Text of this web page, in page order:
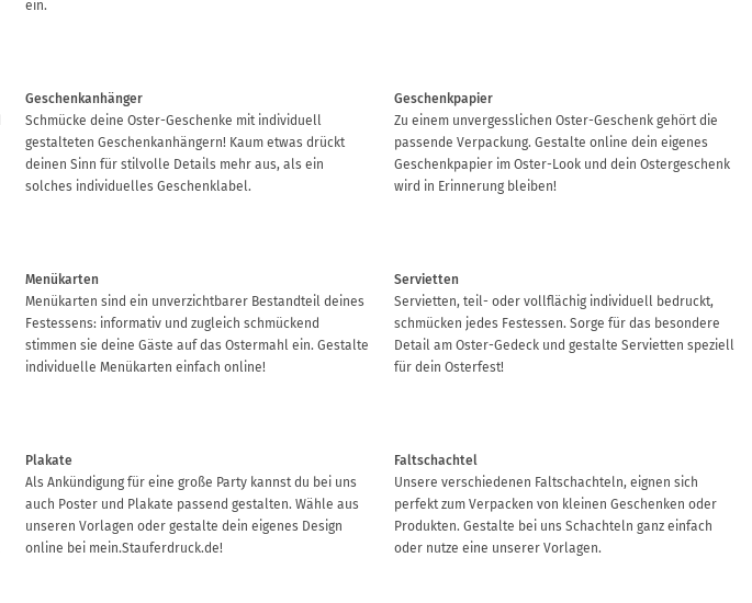
ein.
Geschenkanhänger
Schmücke deine Oster-Geschenke mit individuell
gestalteten Geschenkanhängern! Kaum etwas drückt
deinen Sinn für stilvolle Details mehr aus, als ein
solches individuelles Geschenklabel.
Geschenkpapier
Zu einem unvergesslichen Oster-Geschenk gehört die
passende Verpackung. Gestalte online dein eigenes
Geschenkpapier im Oster-Look und dein Ostergeschenk
wird in Erinnerung bleiben!
Menükarten
Menükarten sind ein unverzichtbarer Bestandteil deines
Festessens: informativ und zugleich schmückend
stimmen sie deine Gäste auf das Ostermahl ein. Gestalte
individuelle Menükarten einfach online!
Servietten
Servietten, teil- oder vollflächig individuell bedruckt,
schmücken jedes Festessen. Sorge für das besondere
Detail am Oster-Gedeck und gestalte Servietten speziell
für dein Osterfest!
Plakate
Als Ankündigung für eine große Party kannst du bei uns
auch Poster und Plakate passend gestalten. Wähle aus
unseren Vorlagen oder gestalte dein eigenes Design
online bei mein.Stauferdruck.de!
Faltschachtel
Unsere verschiedenen Faltschachteln, eignen sich
perfekt zum Verpacken von kleinen Geschenken oder
Produkten. Gestalte bei uns Schachteln ganz einfach
oder nutze eine unserer Vorlagen.